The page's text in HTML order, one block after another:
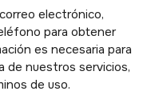
electrónico,
para obtener
es necesaria para
de nuestros servicios,
de uso.